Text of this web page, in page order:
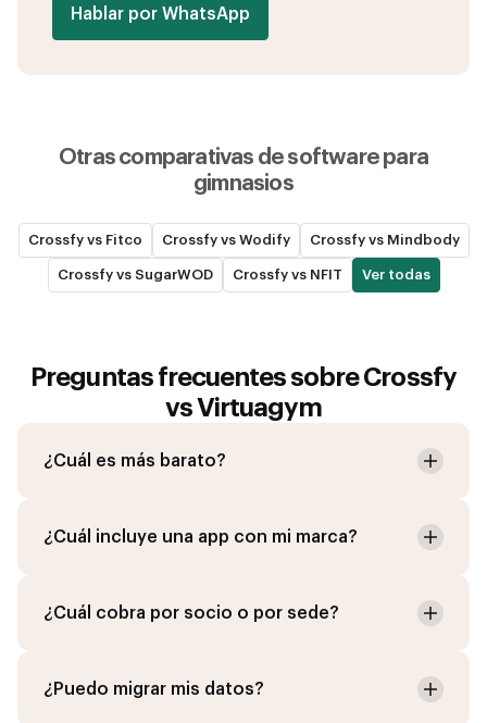
Hablar por WhatsApp
Otras comparativas de software para
gimnasios
Crossfy vs Fitco Crossfy vs Wodify Crossfy vs Mindbody
Crossfy vs SugarWOD Crossfy vs NFIT Ver todas
Preguntas frecuentes sobre Crossfy
vs Virtuagym
¿Cuál es más barato?
¿Cuál incluye una app con mi marca?
¿Cuál cobra por socio o por sede?
¿Puedo migrar mis datos?